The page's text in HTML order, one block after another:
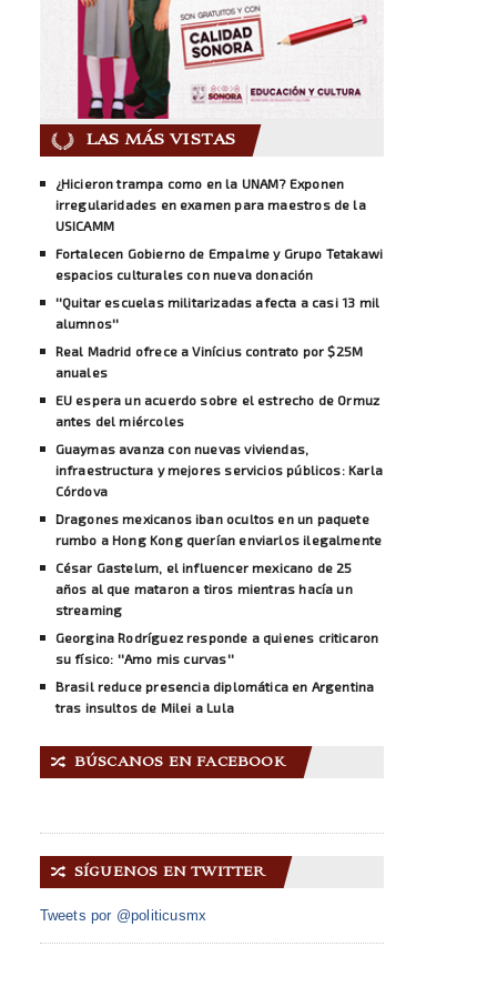
LAS MÁS VISTAS
¿Hicieron trampa como en la UNAM? Exponen
irregularidades en examen para maestros de la
USICAMM
Fortalecen Gobierno de Empalme y Grupo Tetakawi
espacios culturales con nueva donación
''Quitar escuelas militarizadas afecta a casi 13 mil
alumnos''
Real Madrid ofrece a Vinícius contrato por $25M
anuales
EU espera un acuerdo sobre el estrecho de Ormuz
antes del miércoles
Guaymas avanza con nuevas viviendas,
infraestructura y mejores servicios públicos: Karla
Córdova
Dragones mexicanos iban ocultos en un paquete
rumbo a Hong Kong querían enviarlos ilegalmente
César Gastelum, el influencer mexicano de 25
años al que mataron a tiros mientras hacía un
streaming
Georgina Rodríguez responde a quienes criticaron
su físico: ''Amo mis curvas''
Brasil reduce presencia diplomática en Argentina
tras insultos de Milei a Lula
🔀 BÚSCANOS EN FACEBOOK
🔀 SÍGUENOS EN TWITTER
Tweets por @politicusmx